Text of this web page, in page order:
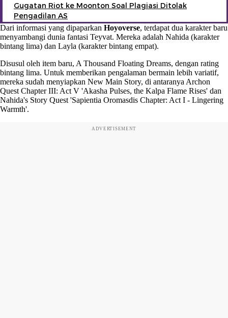
Gugatan Riot ke Moonton Soal Plagiasi Ditolak
Pengadilan AS
Dari informasi yang dipaparkan Hoyoverse, terdapat dua karakter baru
menyambangi dunia fantasi Teyvat. Mereka adalah Nahida (karakter
bintang lima) dan Layla (karakter bintang empat).
Disusul oleh item baru, A Thousand Floating Dreams, dengan rating
bintang lima. Untuk memberikan pengalaman bermain lebih variatif,
mereka sudah menyiapkan New Main Story, di antaranya Archon
Quest Chapter III: Act V 'Akasha Pulses, the Kalpa Flame Rises' dan
Nahida's Story Quest 'Sapientia Oromasdis Chapter: Act I - Lingering
Warmth'.
ADVERTISEMENT